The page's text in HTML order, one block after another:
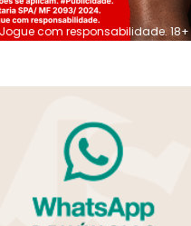
Jogue com responsabilidade. 18+